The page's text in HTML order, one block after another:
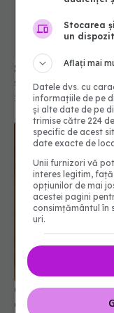
Se schimbă
sporuri de până
17 iul 2026, 20:16
Ce alimente sunt
gastrită
Stocarea
un
Aflați mai
Datele dvs. cu
informațiile de pe
și alte date de pe
trimise către 224
specific de acest
date exacte de
Unii furnizori vă
interes legitim,
opțiunilor de mai
acestei pagini
consimțământul în
uri.